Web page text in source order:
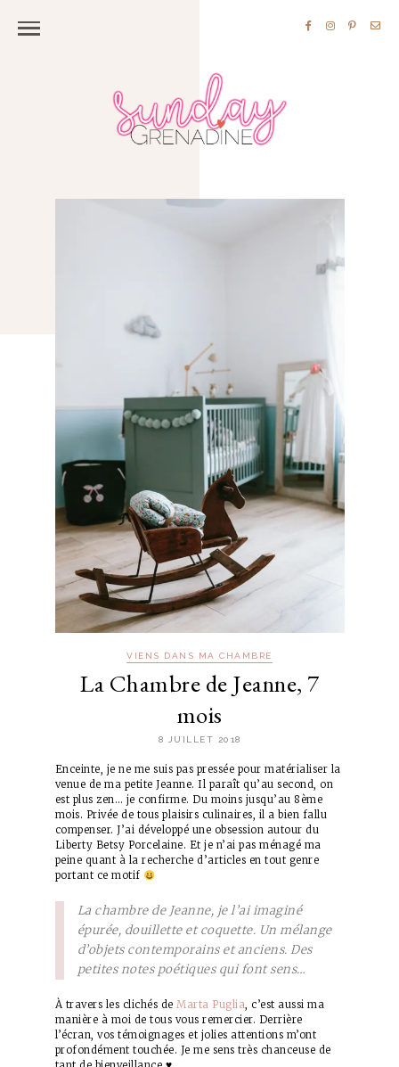
VIENS DANS MA CHAMBRE
La Chambre de Jeanne, 7
mois
8 JUILLET 2018
Enceinte, je ne me suis pas pressée pour matérialiser la
venue de ma petite Jeanne. Il paraît qu’au second, on
est plus zen… je confirme. Du moins jusqu’au 8ème
mois. Privée de tous plaisirs culinaires, il a bien fallu
compenser. J’ai développé une obsession autour du
Liberty Betsy Porcelaine. Et je n’ai pas ménagé ma
peine quant à la recherche d’articles en tout genre
portant ce motif
La chambre de Jeanne, je l’ai imaginé
épurée, douillette et coquette. Un mélange
d’objets contemporains et anciens. Des
petites notes poétiques qui font sens…
À travers les clichés de Marta Puglia, c’est aussi ma
manière à moi de tous vous remercier. Derrière
l’écran, vos témoignages et jolies attentions m’ont
profondément touchée. Je me sens très chanceuse de